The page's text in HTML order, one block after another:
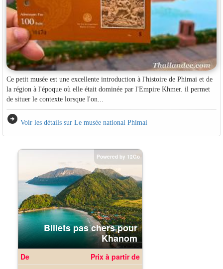
Ce petit musée est une excellente introduction à l'histoire de Phimai et de
la région à l'époque où elle était dominée par l'Empire Khmer. il permet
de situer le contexte lorsque l'on...
arrow_circle_right Voir les détails sur Le musée national Phimai